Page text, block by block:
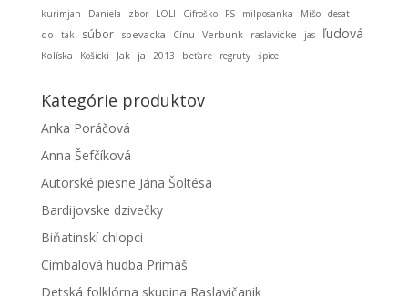
kurimjan
Daniela zbor LOLI Cifroško FS milposanka Mišo desat
do
tak súbor spevacka Cínu Verbunk raslavicke jas ľudová
Kolíska Košicki Jak ja 2013 beťare regruty śpice
Kategórie produktov
Anka Poráčová
Anna Šefčíková
Autorské piesne Jána Šoltésa
Bardijovske dzivečky
Biňatinskí chlopci
Cimbalová hudba Primáš
Detská folklórna skupina Raslavičanik